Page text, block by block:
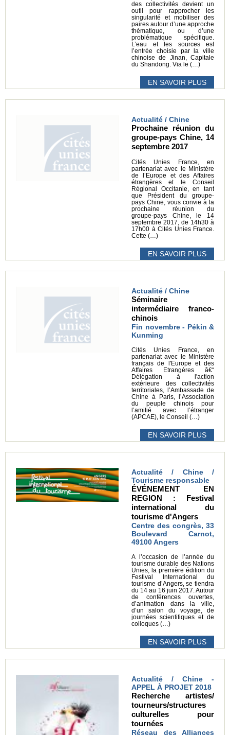
des collectivités devient un
outil pour rapprocher les
singularité et mobiliser des
paires autour d’une approche
thématique, ou d’une
problématique spécifique.
L’eau et les sources est
l’entrée choisie par la ville
chinoise de Jinan, Capitale
du Shandong. Via le (…)
EN SAVOIR PLUS
Actualité / Chine
Prochaine réunion du
groupe-pays Chine, 14
septembre 2017
Cités Unies France, en
partenariat avec le Ministère
de l’Europe et des Affaires
étrangères et le Conseil
Régional Occitanie, en tant
que Président du groupe-
pays Chine, vous convie à la
prochaine réunion du
groupe-pays Chine, le 14
septembre 2017, de 14h30 à
17h00 à Cités Unies France.
Cette (…)
EN SAVOIR PLUS
Actualité / Chine
Séminaire
intermédiaire franco-
chinois
Fin novembre - Pékin &
Kunming
Cités Unies France, en
partenariat avec le Ministère
français de l'Europe et des
Affaires Etrangères â€“
Délégation à l'action
extérieure des collectivités
territoriales, l’Ambassade de
Chine à Paris, l’Association
du peuple chinois pour
l’amitié avec l’étranger
(APCAE), le Conseil (…)
EN SAVOIR PLUS
Actualité / Chine /
Tourisme responsable
ÉVÉNEMENT EN
REGION : Festival
international du
tourisme d'Angers
Centre des congrès, 33
Boulevard Carnot,
49100 Angers
A l’occasion de l’année du
tourisme durable des Nations
Unies, la première édition du
Festival International du
tourisme d’Angers, se tiendra
du 14 au 16 juin 2017. Autour
de conférences ouvertes,
d’animation dans la ville,
d’un salon du voyage, de
journées scientifiques et de
colloques (…)
EN SAVOIR PLUS
Actualité / Chine -
APPEL À PROJET 2018
Recherche artistes/
tourneurs/structures
culturelles pour
tournées
Réseau des Alliances